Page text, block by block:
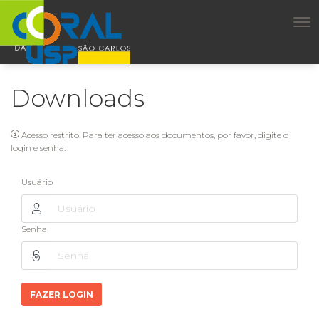
Downloads
Acesso restrito. Para ter acesso aos documentos, por favor, digite o
login e senha.
Usuário
Senha